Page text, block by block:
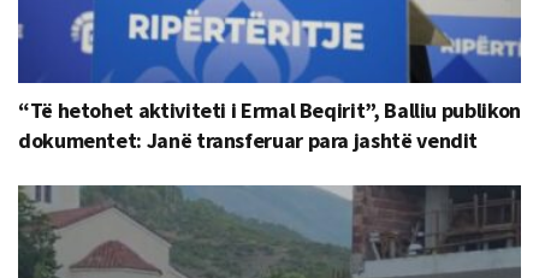
“Të hetohet aktiviteti i Ermal Beqirit”, Balliu publikon
dokumentet: Janë transferuar para jashtë vendit